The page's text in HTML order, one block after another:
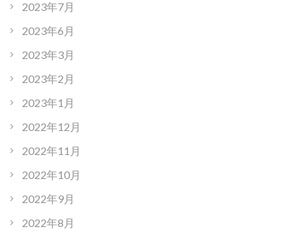
2023年7月
2023年6月
2023年3月
2023年2月
2023年1月
2022年12月
2022年11月
2022年10月
2022年9月
2022年8月